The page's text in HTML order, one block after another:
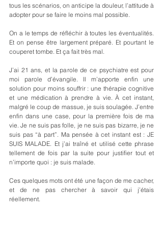
tous les scénarios, on anticipe la douleur, l’attitude à
adopter pour se faire le moins mal possible.
On a le temps de réfléchir à toutes les éventualités.
Et on pense être largement préparé. Et pourtant le
couperet tombe. Et ça fait très mal.
J’ai 21 ans, et la parole de ce psychiatre est pour
moi parole d’évangile. Il m’apporte enfin une
solution pour moins souffrir : une thérapie cognitive
et une médication à prendre à vie. À cet instant,
malgré le coup de massue, je suis soulagée. J’entre
enfin dans une case, pour la première fois de ma
vie. Je ne suis pas folle, je ne suis pas bizarre, je ne
suis pas “à part”. Ma pensée à cet instant est : JE
SUIS MALADE. Et j’ai traîné et utilisé cette phrase
tellement de fois par la suite pour justifier tout et
n’importe quoi : je suis malade.
Ces quelques mots ont été une façon de me cacher,
et de ne pas chercher à savoir qui j’étais
réellement.